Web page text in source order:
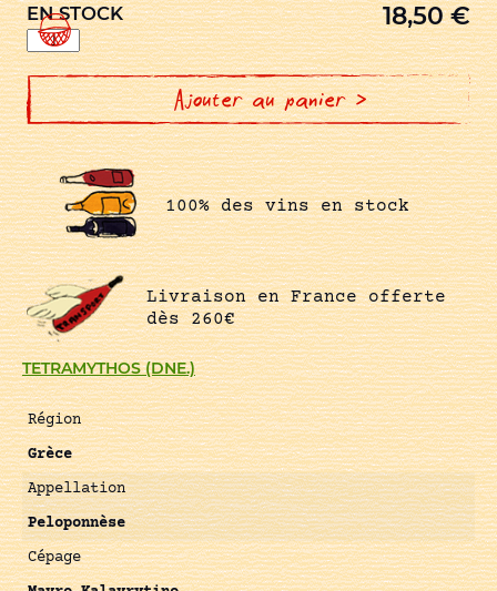
TETRAMYTHOS (DNE.)
Région
Grèce
Appellation
Peloponnèse
Cépage
EN STOCK 18,50€
quantité
de
MAVRO
KALAVRYTINO
NATURE Ajouter au panier >
100% des vins en stock
Livraison en France offerte
dès 260€